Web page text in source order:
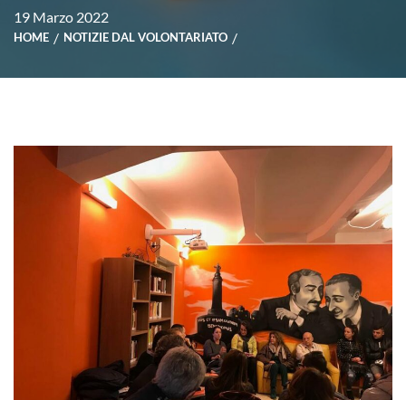
19 Marzo 2022
HOME NOTIZIE DAL VOLONTARIATO